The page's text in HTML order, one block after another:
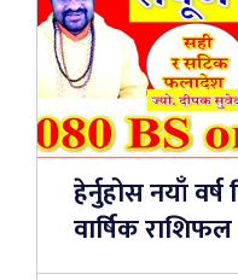
हेर्नुहोस नयाँ
वार्षिक राशिफल